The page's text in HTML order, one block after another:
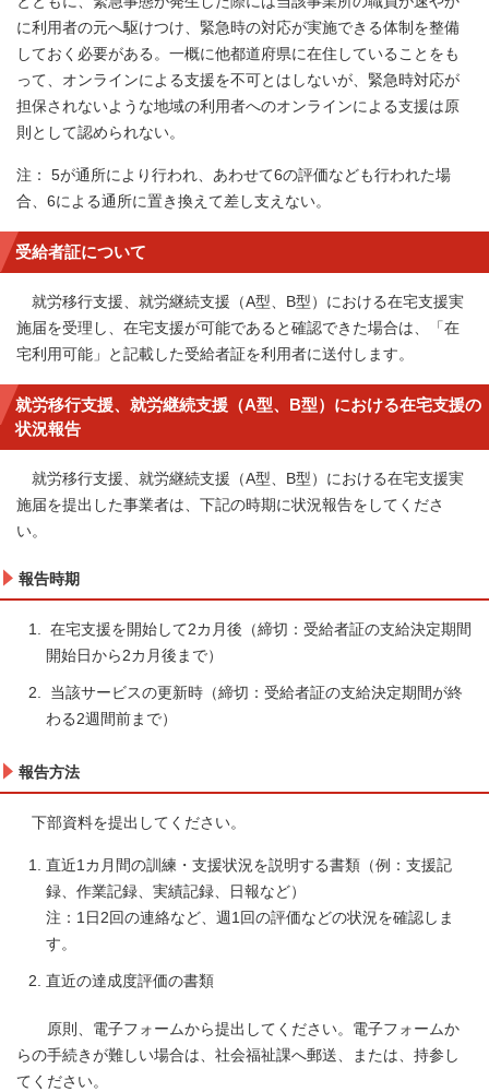
に利用者の元へ駆けつけ、緊急時の対応が実施できる体制を整備
しておく必要がある。一概に他都道府県に在住していることをも
って、オンラインによる支援を不可とはしないが、緊急時対応が
担保されないような地域の利用者へのオンラインによる支援は原
則として認められない。
注： 5が通所により行われ、あわせて6の評価なども行われた場
合、6による通所に置き換えて差し支えない。
受給者証について
就労移行支援、就労継続支援（A型、B型）における在宅支援実
施届を受理し、在宅支援が可能であると確認できた場合は、「在
宅利用可能」と記載した受給者証を利用者に送付します。
就労移行支援、就労継続支援（A型、B型）における在宅支援の
状況報告
就労移行支援、就労継続支援（A型、B型）における在宅支援実
施届を提出した事業者は、下記の時期に状況報告をしてくださ
い。
報告時期
在宅支援を開始して2カ月後（締切：受給者証の支給決定期間
開始日から2カ月後まで）
当該サービスの更新時（締切：受給者証の支給決定期間が終
わる2週間前まで）
報告方法
下部資料を提出してください。
直近1カ月間の訓練・支援状況を説明する書類（例：支援記
録、作業記録、実績記録、日報など）
注：1日2回の連絡など、週1回の評価などの状況を確認しま
す。
直近の達成度評価の書類
原則、電子フォームから提出してください。電子フォームか
らの手続きが難しい場合は、社会福祉課へ郵送、または、持参し
てください。